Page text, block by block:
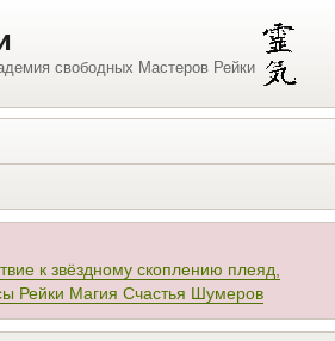
свободных Мастеров Рейки
к звёздному скоплению плеяд,
Рейки Магия Счастья Шумеров